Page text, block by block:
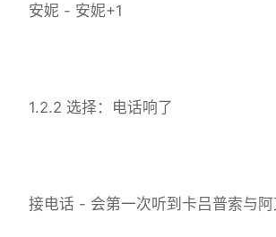
安妮 - 安妮+1
1.2.2 选择：电话响了
接电话 - 会第一次听到卡吕普索与阿